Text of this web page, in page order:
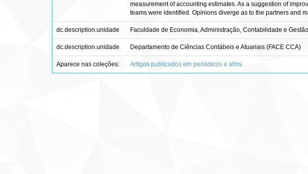
measurement of accounting estimates. As a suggestion of
teams were identified. Opinions diverge as to the partners and
dc.description.unidade Faculdade de Economia, Administração, Contabilidade e
dc.description.unidade Departamento de Ciências Contábeis e Atuariais (FACE CCA)
Aparece nas coleções: Artigos publicados em periódicos e afins